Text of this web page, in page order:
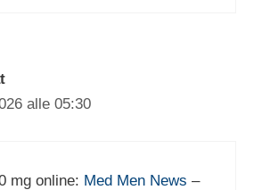
alle 05:30
mg online: Med Men News –